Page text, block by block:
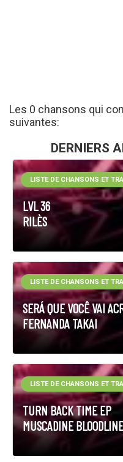
Les 0 chansons qui
suivantes:
DERNIERS
LVL 36
RILÈS
LISTE DE CHANSONS ET
SERÁ QUE VOCÊ VAI
FERNANDA TAKAI
LISTE DE CHANSONS ET
TURN BACK TIME EP
MUSCADINE BLOODLINE
LISTE DE CHANSONS ET